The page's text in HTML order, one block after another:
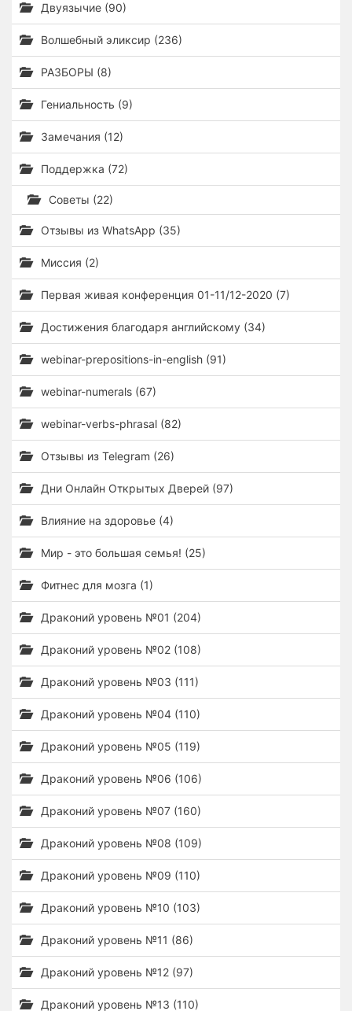
Двуязычие (90)
Волшебный эликсир (236)
РАЗБОРЫ (8)
Гениальность (9)
Замечания (12)
Поддержка (72)
Советы (22)
Отзывы из WhatsApp (35)
Миссия (2)
Первая живая конференция 01-11/12-2020 (7)
Достижения благодаря английскому (34)
webinar-prepositions-in-english (91)
webinar-numerals (67)
webinar-verbs-phrasal (82)
Отзывы из Telegram (26)
Дни Онлайн Открытых Дверей (97)
Влияние на здоровье (4)
Мир - это большая семья! (25)
Фитнес для мозга (1)
Драконий уровень №01 (204)
Драконий уровень №02 (108)
Драконий уровень №03 (111)
Драконий уровень №04 (110)
Драконий уровень №05 (119)
Драконий уровень №06 (106)
Драконий уровень №07 (160)
Драконий уровень №08 (109)
Драконий уровень №09 (110)
Драконий уровень №10 (103)
Драконий уровень №11 (86)
Драконий уровень №12 (97)
Драконий уровень №13 (110)